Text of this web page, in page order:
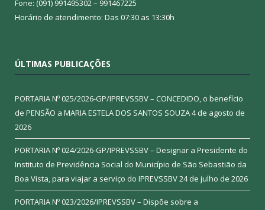
Fone: (091) 991495302 – 991467225
Horário de atendimento: Das 07:30 as 13:30h
ÚLTIMAS PUBLICAÇÕES
PORTARIA Nº 025/2026-GP/IPREVSSBV – CONCEDIDO, o benefício
de PENSÃO a MARIA ESTELA DOS SANTOS SOUZA4 de agosto de
2026
PORTARIA Nº 024/2026-GP/IPREVSSBV – Designar a Presidente do
Instituto de Previdência Social do Município de São Sebastião da
Boa Vista, para viajar a serviço do IPREVSSBV24 de julho de 2026
PORTARIA Nº 023/2026/IPREVSSBV – Dispõe sobre a